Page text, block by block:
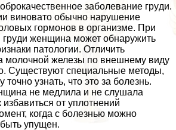
заболевание гpyди.
виновато обычно нарушение
гормонов в организме. При
женщина может обнаружить
патологии. Отличить
молочной железы по внешнему виду
Существуют специальные методы,
узнать, что это за болезнь.
не медлила и не слушала
избавиться от уплотнений
когда с болезнью можно
упущен.